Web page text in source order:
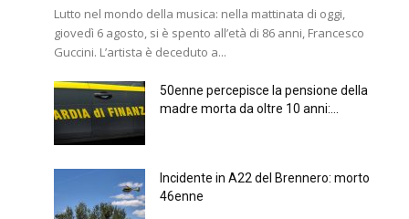
Lutto nel mondo della musica: nella mattinata di oggi,
giovedì 6 agosto, si è spento all’età di 86 anni, Francesco
Guccini. L’artista è deceduto a...
50enne percepisce la pensione della
madre morta da oltre 10 anni:...
Incidente in A22 del Brennero: morto
46enne